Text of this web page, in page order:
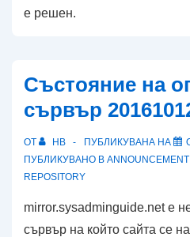
е решен.
Състояние на
сървър
ОТ HB ПУБЛИКУВАНА НА
ПУБЛИКУВАНО В ANNOUNCEMENT
REPOSITORY
mirror.sysadminguide.net е
сървър на който сайта се